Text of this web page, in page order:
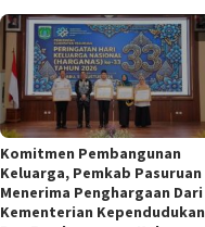
Komitmen Pembangunan
Keluarga, Pemkab Pasuruan
Menerima Penghargaan Dari
Kementerian Kependudukan